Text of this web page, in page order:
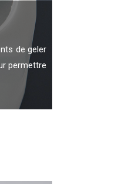
de geler
permettre